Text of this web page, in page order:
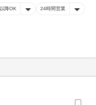
降OK 24時間営業